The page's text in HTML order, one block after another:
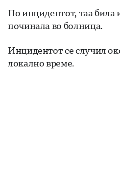
По инцидентот, таа била
починала во болница.
Инцидентот се случил
локално време.